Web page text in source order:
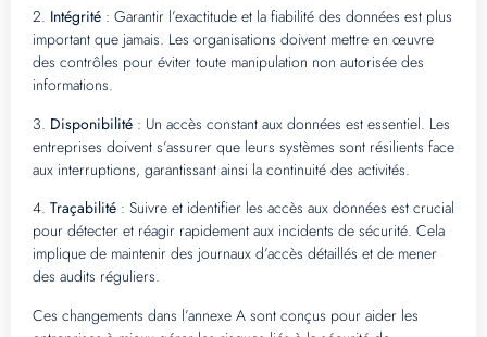
2. Intégrité : Garantir l’exactitude et la fiabilité des données est plus
important que jamais. Les organisations doivent mettre en œuvre
des contrôles pour éviter toute manipulation non autorisée des
informations.
3. Disponibilité : Un accès constant aux données est essentiel. Les
entreprises doivent s’assurer que leurs systèmes sont résilients face
aux interruptions, garantissant ainsi la continuité des activités.
4. Traçabilité : Suivre et identifier les accès aux données est crucial
pour détecter et réagir rapidement aux incidents de sécurité. Cela
implique de maintenir des journaux d’accès détaillés et de mener
des audits réguliers.
Ces changements dans l’annexe A sont conçus pour aider les